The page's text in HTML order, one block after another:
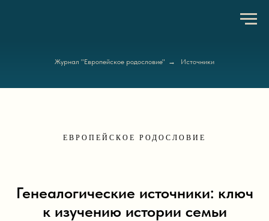
Журнал "Европейское родословие" → Источники
ЕВРОПЕЙСКОЕ РОДОСЛОВИЕ
Генеалогические источники: ключ
к изучению истории семьи